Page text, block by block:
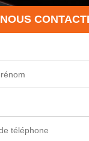
NOUS